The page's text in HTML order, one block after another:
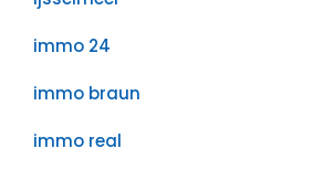
immo 24
immo braun
immo real